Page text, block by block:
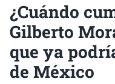
¿Cuándo
Gilberto
que ya
de México